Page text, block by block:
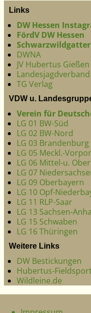
Links
DW Hessen
FördV DW Hessen
DWNA
JV Hubertus Gießen
TG Verlag
VDW u.
Verein für
LG 01 BW-Süd
LG 02 BW-Nord
LG 03 Brandenburg
LG 05 Meckl.-
LG 06 Mittel-u.
LG 07
LG 09 Oberbayern
LG 10 Opf-
LG 11 RLP-Saar
LG 13 Sachsen-
LG 15 Schwaben
LG 16 Thüringen
Weitere Links
DW Bestickungen
Hubertus-
Wildleine.de